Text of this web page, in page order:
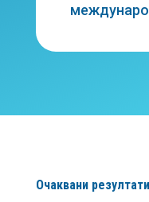
Очаквани